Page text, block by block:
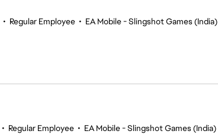
• Regular Employee • EA Mobile - Slingshot Games (India)
• Regular Employee • EA Mobile - Slingshot Games (India)